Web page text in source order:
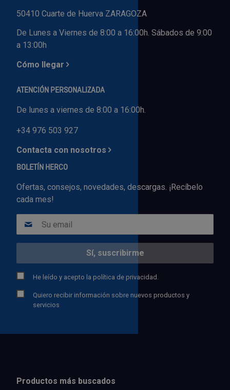
50410 Cuarte de Huerva ZARAGOZA
De Lunes a Viernes de 8:00 a 16:00h. Sábados de 9:00
a 13:00h
Cómo llegar
ATENCIÓN PERSONALIZADA
De lunes a viernes de 8:00 a 16:00h.
+34 976 503 927
Contacta con nosotros
BOLETÍN HERCO
Ofertas, consejos, novedades, descargas. ¡Recíbelo
cada mes!
He leído y acepto la política de privacidad.
Quiero recibir información sobre nuevos productos y
servicios
Productos más buscados